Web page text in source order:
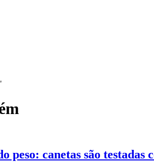
peso: canetas são